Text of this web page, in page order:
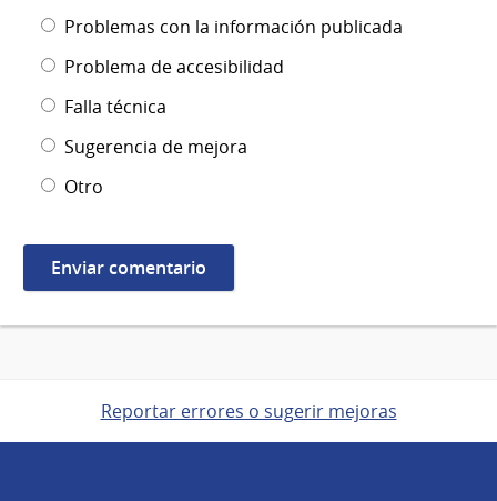
Problemas con la información publicada
Problema de accesibilidad
Falla técnica
Sugerencia de mejora
Otro
Reportar errores o sugerir mejoras